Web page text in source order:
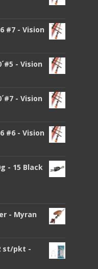
#7 - Vision
- Vision
- Vision
#6 - Vision
- 15 Black
- Myran
st/pkt -